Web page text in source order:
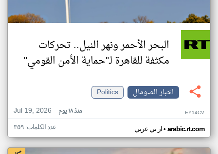
البحر الأحمر ونهر النيل.. تحركات
مكثفة للقاهرة لـ"حماية الأمن القومي"
اخبار الصومال
Politics
Jul 19, 2026
منذ ١٨ يوم EY14CV
ار تي عربي• arabic.rt.com عدد الكلمات: ٣٥٩